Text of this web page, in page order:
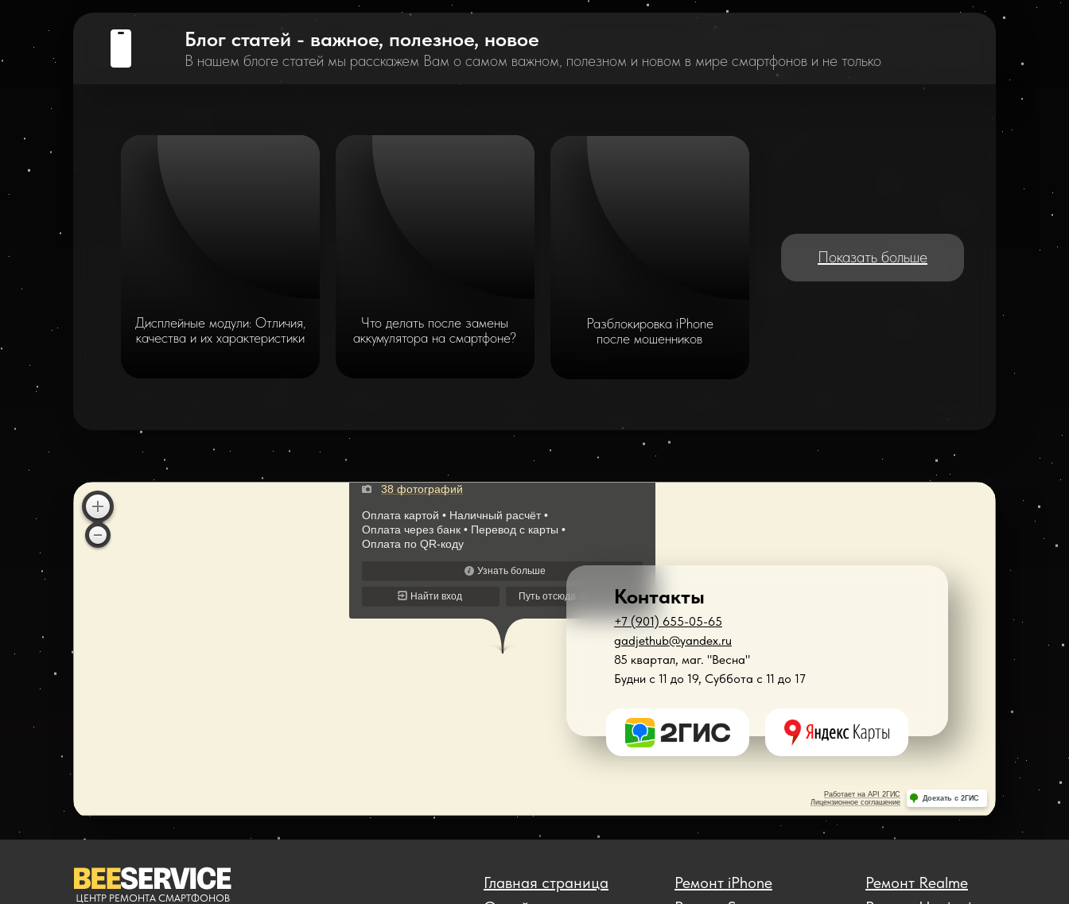
Блог статей - важное, полезное, новое
В нашем блоге статей мы расскажем Вам о самом важном, полезном и новом в мире смартфонов и не только
Разблокировка iPhone
после мошенников
Что делать после замены
аккумулятора на смартфоне?
Дисплейные модули: Отличия,
качества и их характеристики
Показать больше
+7 (901) 655-05-65
gadjethub@yandex.ru
85 квартал, маг. "Весна"
Будни с 11 до 19, Суббота с 11 до 17
Контакты
Главная страница
Ремонт iPhone
Ремонт Realme
ЦЕНТР РЕМОНТА СМАРТФОНОВ